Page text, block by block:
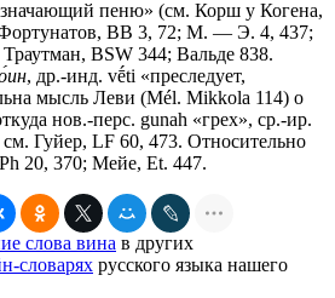
пеню» (см. Корш у Когена,
ВВ 3, 72; М. — Э. 4, 437;
BSW 344; Вальде 838.
, др.-инд. vḗti «преследует,
мысль Леви (Mél. Mikkola 114) о
нов.-перс. gunah «грех», ср.-ир.
Гуйер, LF 60, 473. Относительно
20, 370; Мейе, Et. 447.
слова вина в других
словарях русского языка нашего